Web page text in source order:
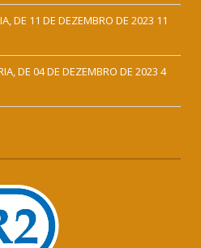
DE 11 DE DEZEMBRO DE 2023 11
DE 04 DE DEZEMBRO DE 2023 4